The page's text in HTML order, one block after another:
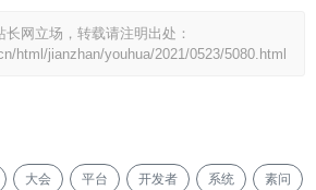
网立场，转载请注明出处：
html/jianzhan/youhua/2021/0523/5080.html
大会 平台 开发者 系统 素问